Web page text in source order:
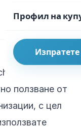
Профил на
City” е
ползване от
с цел